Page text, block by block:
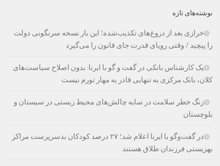
نوشته‌های تازه
خرازی بعد از دروغ‌های تکذیب‌شده؛ این بار نسخه سرنگونی دولت
را پیچید / وقتی رویای قدرت جای قانون را می‌گیرد
یک کارشناس بانکی در گفت و گو با ایرنا: بدون اصلاح سیاست‌های
کلان، بانک مرکزی به تنهایی قادر به مهار تورم نیست
زنگ خطر سلامت در سایه چالش‌های محیط زیستی در سیستان و
بلوچستان
در گفت‌وگو با ایرنا اعلام شد؛ ۲۷ درصد کودکان بدسرپرست مراکز
بهزیستی فرزندان طلاق هستند